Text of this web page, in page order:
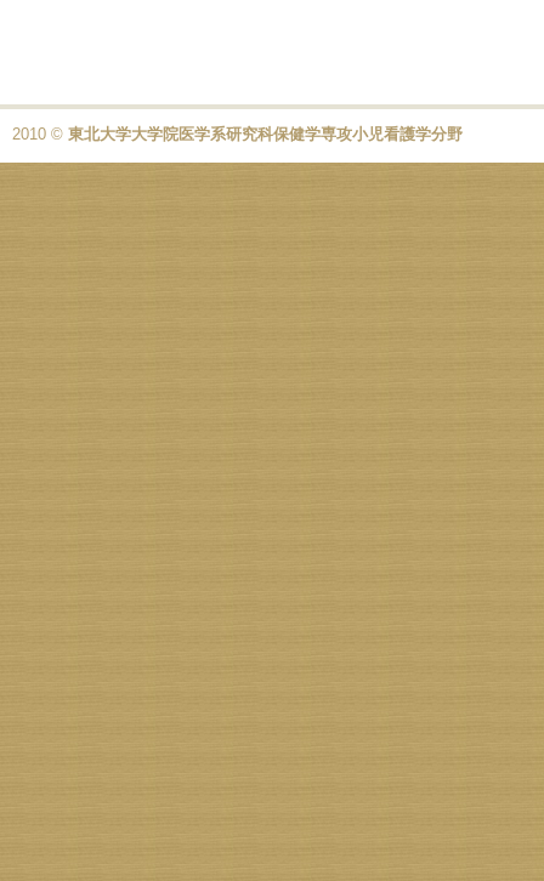
2010 © 東北大学大学院医学系研究科保健学専攻小児看護学分野